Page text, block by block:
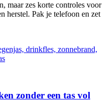
maar zes korte controles voor
herstel. Pak je telefoon en zet
zonder een tas vol